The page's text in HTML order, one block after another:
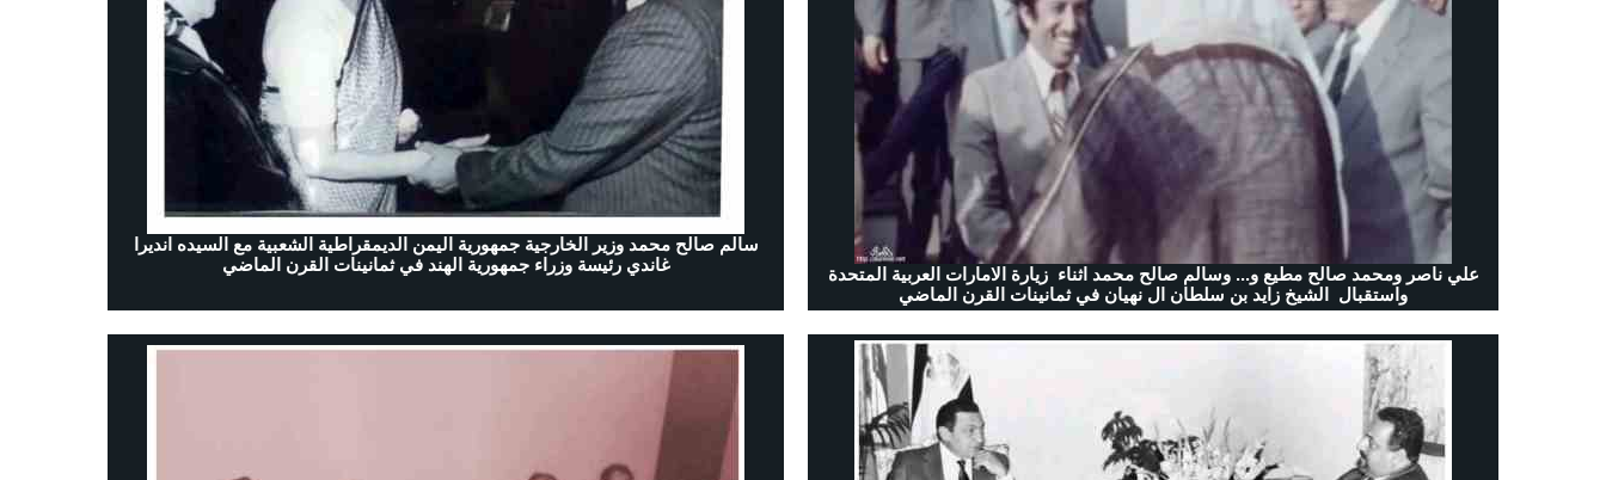
سالم صالح محمد وزير الخارجية جمهورية اليمن الديمقراطية الشعبية مع السيده انديرا
غاندي رئيسة وزراء جمهورية الهند في ثمانينات القرن الماضي
علي ناصر ومحمد صالح مطيع و... وسالم صالح محمد اثناء زيارة الامارات العربية المتحدة
واستقبال الشيخ زايد بن سلطان ال نهيان في ثمانينات القرن الماضي